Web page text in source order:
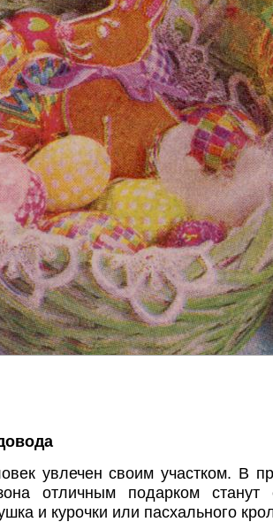
увлечен своим участком. В
отличным подарком станут
и курочки или пасхального